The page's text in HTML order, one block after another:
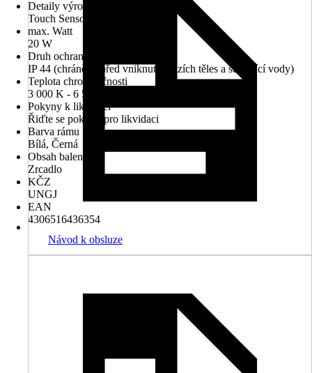
Detaily výrobku
Touch Sensor, Systém Anti-Fog
max. Watt
20 W
Druh ochrany
IP 44 (chráněno před vniknutím cizích těles a stříkající vody)
Teplota chromatičnosti
3 000 K - 6 500 K
Pokyny k likvidaci
Řiďte se pokyny pro likvidaci
Barva rámu
Bílá, Černá
Obsah balení
Zrcadlo
KČZ
UNGJ
EAN
4306516436354
Návod k obsluze